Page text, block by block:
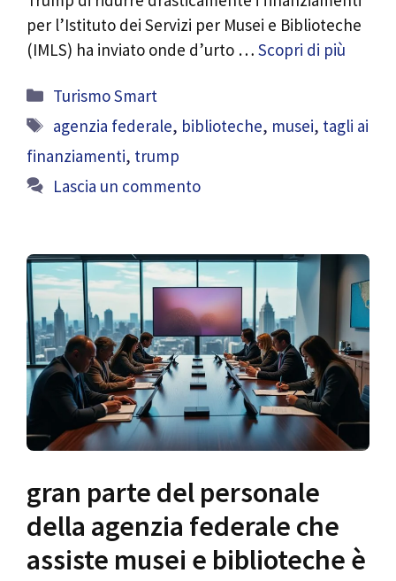
per l’Istituto dei Servizi per Musei e Biblioteche
(IMLS) ha inviato onde d’urto … Scopri di più
Categorie
Turismo Smart
Tag
agenzia federale, biblioteche, musei, tagli ai
finanziamenti, trump
Lascia un commento
gran parte del personale
della agenzia federale che
assiste musei e biblioteche è